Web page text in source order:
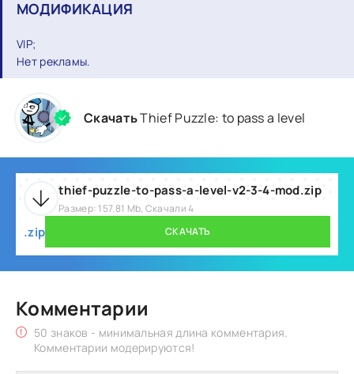
МОДИФИКАЦИЯ
VIP;
Нет рекламы.
СкачатьThief Puzzle: to pass a level
thief-puzzle-to-pass-a-level-v2-3-4-mod.zip
Размер: 157.81 Mb, Скачали 4
.zip СКАЧАТЬ
Комментарии
50 знаков - минимальная длина комментария.
Комментарии модерируются!